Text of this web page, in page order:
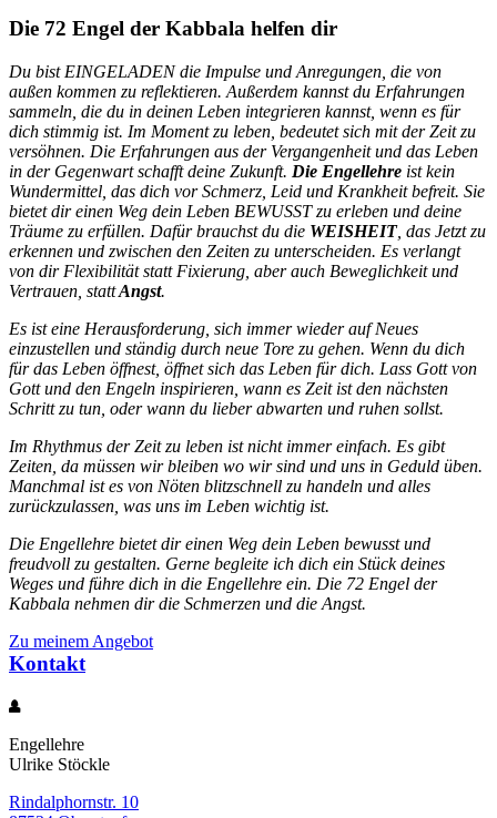
Die 72 Engel der Kabbala helfen dir
Du bist EINGELADEN die Impulse und Anregungen, die von
außen kommen zu reflektieren. Außerdem kannst du Erfahrungen
sammeln, die du in deinen Leben integrieren kannst, wenn es für
dich stimmig ist. Im Moment zu leben, bedeutet sich mit der Zeit zu
versöhnen. Die Erfahrungen aus der Vergangenheit und das Leben
in der Gegenwart schafft deine Zukunft. Die Engellehre ist kein
Wundermittel, das dich vor Schmerz, Leid und Krankheit befreit. Sie
bietet dir einen Weg dein Leben BEWUSST zu erleben und deine
Träume zu erfüllen. Dafür brauchst du die WEISHEIT, das Jetzt zu
erkennen und zwischen den Zeiten zu unterscheiden. Es verlangt
von dir Flexibilität statt Fixierung, aber auch Beweglichkeit und
Vertrauen, stattAngst.
Es ist eine Herausforderung, sich immer wieder auf Neues
einzustellen und ständig durch neue Tore zu gehen. Wenn du dich
für das Leben öffnest, öffnet sich das Leben für dich. Lass Gott von
Gott und den Engeln inspirieren, wann es Zeit ist den nächsten
Schritt zu tun, oder wann du lieber abwarten und ruhen sollst.
Im Rhythmus der Zeit zu leben ist nicht immer einfach. Es gibt
Zeiten, da müssen wir bleiben wo wir sind und uns in Geduld üben.
Manchmal ist es von Nöten blitzschnell zu handeln und alles
zurückzulassen, was uns im Leben wichtig ist.
Die Engellehre bietet dir einen Weg dein Leben bewusst und
freudvoll zu gestalten. Gerne begleite ich dich ein Stück deines
Weges und führe dich in die Engellehre ein. Die 72 Engel der
Kabbala nehmen dir die Schmerzen und die Angst.
Zu meinem Angebot
Kontakt
Engellehre
Ulrike Stöckle
Rindalphornstr. 10